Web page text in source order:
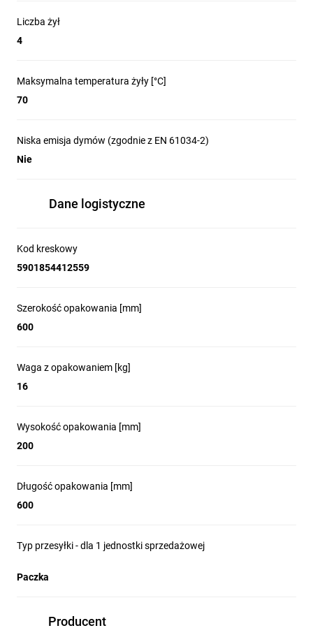
Liczba żył
4
Maksymalna temperatura żyły [°C]
70
Niska emisja dymów (zgodnie z EN 61034-2)
Nie
Dane logistyczne
Kod kreskowy
5901854412559
Szerokość opakowania [mm]
600
Waga z opakowaniem [kg]
16
Wysokość opakowania [mm]
200
Długość opakowania [mm]
600
Typ przesyłki - dla 1 jednostki sprzedażowej
Paczka
Producent